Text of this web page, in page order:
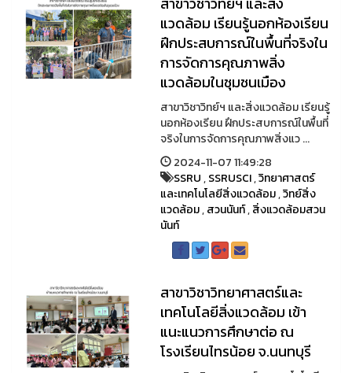
แวดล้อม เรียนรู้นอกห้องเรียน
ฝึกประสบการณ์ในพื้นที่จริงใน
การจัดการคุณภาพสิ่ง
แวดล้อมในชุมชนเมือง
สาขาวิชาวิทย์ฯ และสิ่งแวดล้อม เรียนรู้
นอกห้องเรียน ฝึกประสบการณ์ในพื้นที่
จริงในการจัดการคุณภาพสิ่งแว ...
2024-11-07 11:49:28
SSRU,SSRUSCI,วิทยาศาสตร์
และเทคโนโลยีสิ่งแวดล้อม,วิทย์สิ่ง
แวดล้อม,สวนนันท์,สิ่งแวดล้อมสวน
นันท์
สาขาวิชาวิทยาศาสตร์และ
เทคโนโลยีสิ่งแวดล้อม เข้า
แนะแนวการศึกษาต่อ ณ
โรงเรียนไทรน้อย จ.นนทบุรี